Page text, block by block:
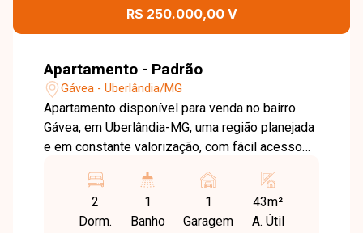
R$ 250.000,00 V
Apartamento - Padrão
Gávea - Uberlândia/MG
Apartamento disponível para venda no bairro
Gávea, em Uberlândia-MG, uma região planejada
e em constante valorização, com fácil acesso
infraestrutura completa de comércios e
serviços, ideal para quem busca qualidade de
vida, praticidade e segurança. O imóvel possui
2
Dorm.
1
Banho
1
Garagem
43m²
A. Útil